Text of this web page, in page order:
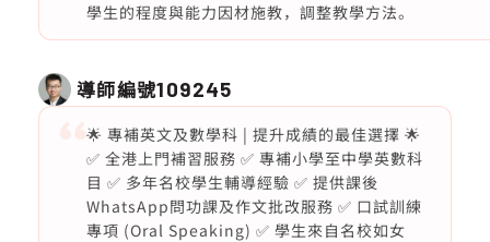
學生的程度與能力因材施教，調整教學方法。
導師編號109245
🌟 專補英文及數學科 | 提升成績的最佳選擇 🌟
✅ 全港上門補習服務 ✅ 專補小學至中學英數科
目 ✅ 多年名校學生輔導經驗 ✅ 提供課後
WhatsApp問功課及作文批改服務 ✅ 口試訓練
專項 (Oral Speaking) ✅ 學生來自名校如女